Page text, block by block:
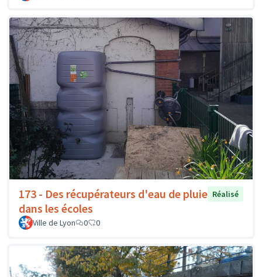
173 - Des récupérateurs d'eau de pluie
dans les écoles
Réalisé
Ville de Lyon 0 0